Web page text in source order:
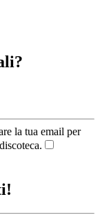
la tua email per